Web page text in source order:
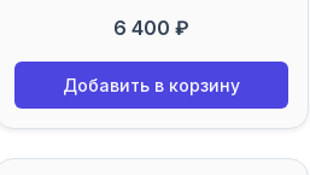
6 400 ₽
Добавить в корзину